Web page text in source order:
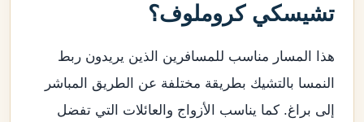
تشيسكي كروملوف؟
هذا المسار مناسب للمسافرين الذين يريدون ربط
النمسا بالتشيك بطريقة مختلفة عن الطريق المباشر
إلى براغ. كما يناسب الأزواج والعائلات التي تفضل